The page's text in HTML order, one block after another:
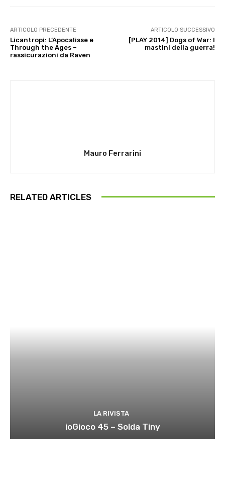
ARTICOLO PRECEDENTE
Licantropi: L’Apocalisse e
Through the Ages –
rassicurazioni da Raven
ARTICOLO SUCCESSIVO
[PLAY 2014] Dogs of War: I
mastini della guerra!
Mauro Ferrarini
RELATED ARTICLES
LA RIVISTA
ioGioco 45 – Solda Tiny